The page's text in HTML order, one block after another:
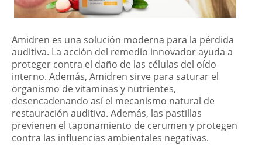
Amidren es una solución moderna para la pérdida
auditiva. La acción del remedio innovador ayuda a
proteger contra el daño de las células del oído
interno. Además, Amidren sirve para saturar el
organismo de vitaminas y nutrientes,
desencadenando así el mecanismo natural de
restauración auditiva. Además, las pastillas
previenen el taponamiento de cerumen y protegen
contra las influencias ambientales negativas.